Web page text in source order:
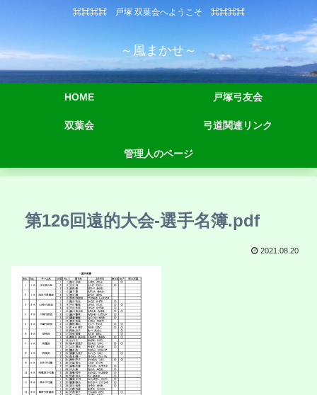
⌘⌘⌘⌘ 戸塚 双葉会へようこそ ⌘⌘⌘⌘
～風まかせ～
HOME 戸塚弓友会
双葉会 弓道関連リンク
管理人のページ
第126回遠的大会-選手名簿.pdf
2021.08.20